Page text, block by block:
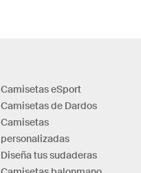
Camisetas eSport
Camisetas de Dardos
Camisetas
personalizadas
Diseña tus sudaderas